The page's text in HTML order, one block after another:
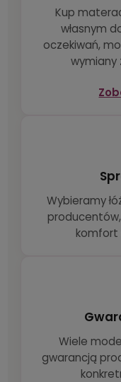
Kup
własnym
oczekiwań,
wymiany
Wybieramy
komfort
Wiele
gwarancją